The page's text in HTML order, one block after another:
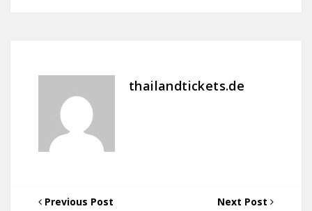
thailandtickets.de
Previous Post Next Post